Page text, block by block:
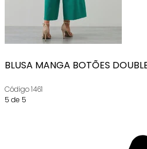
BLUSA MANGA BOTÕES
Código1461
5 de 5